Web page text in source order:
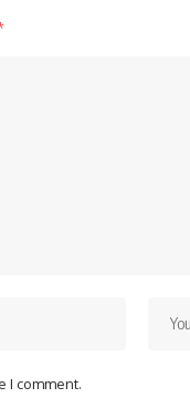
I comment.